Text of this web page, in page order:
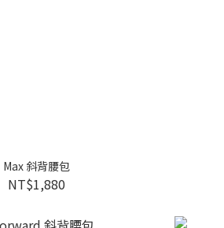
Max 斜背腰包
NT$1,880